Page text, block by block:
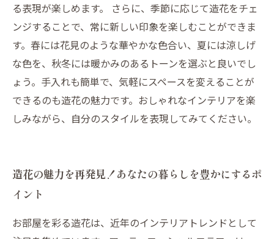
る表現が楽しめます。 さらに、季節に応じて造花をチェ
ンジすることで、常に新しい印象を楽しむことができま
す。春には花見のような華やかな色合い、夏には涼しげ
な色を、秋冬には暖かみのあるトーンを選ぶと良いでし
ょう。手入れも簡単で、気軽にスペースを変えることが
できるのも造花の魅力です。おしゃれなインテリアを楽
しみながら、自分のスタイルを表現してみてください。
造花の魅力を再発見！あなたの暮らしを豊かにするポ
イント
お部屋を彩る造花は、近年のインテリアトレンドとして